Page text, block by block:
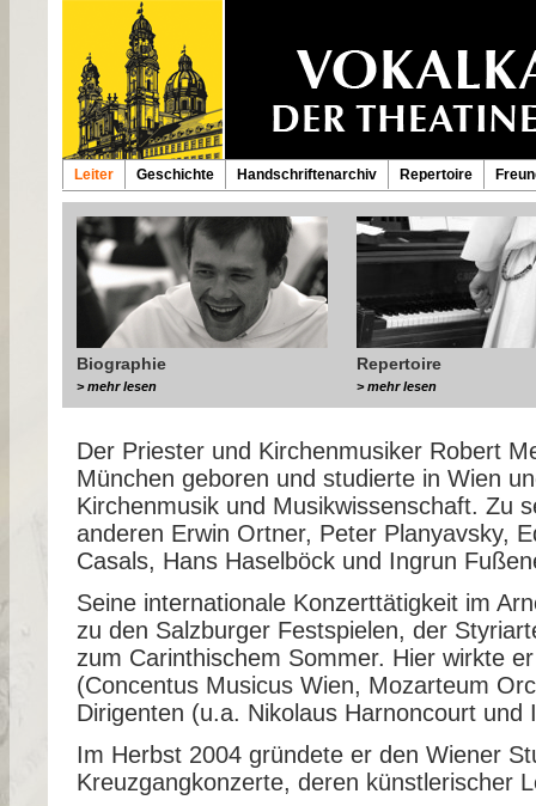
Leiter Geschichte Handschriftenarchiv Repertoire
Biographie
> mehr lesen
Repertoire
> mehr lesen
Der Priester und Kirchenmusiker Robert
München geboren und studierte in Wien
Kirchenmusik und Musikwissenschaft. Zu
anderen Erwin Ortner, Peter Planyavsky,
Casals, Hans Haselböck und Ingrun
Seine internationale Konzerttätigkeit im
zu den Salzburger Festspielen, der
zum Carinthischem Sommer. Hier wirkte
(Concentus Musicus Wien, Mozarteum
Dirigenten (u.a. Nikolaus Harnoncourt und
Im Herbst 2004 gründete er den Wiener
Kreuzgangkonzerte, deren künstlerischer